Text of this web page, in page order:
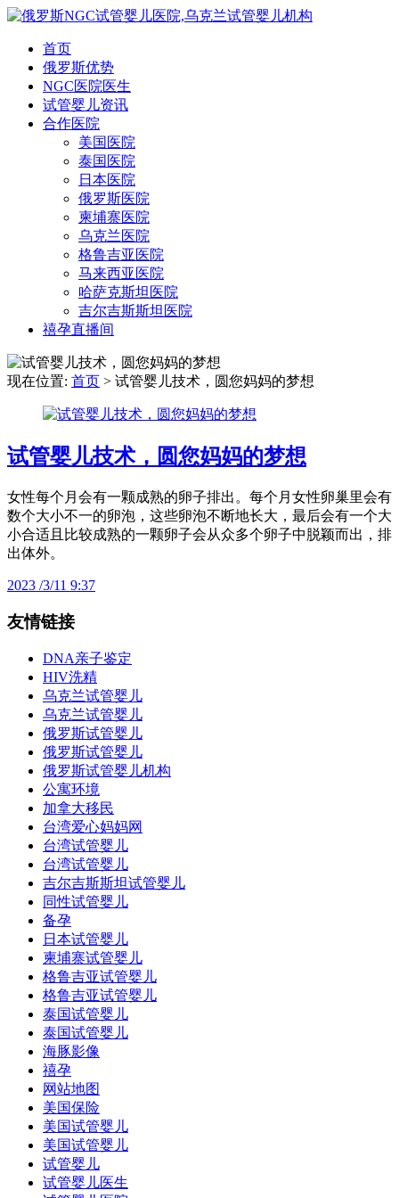
首页
俄罗斯优势
NGC医院医生
试管婴儿资讯
合作医院
美国医院
泰国医院
日本医院
俄罗斯医院
柬埔寨医院
乌克兰医院
格鲁吉亚医院
马来西亚医院
哈萨克斯坦医院
吉尔吉斯斯坦医院
禧孕直播间
现在位置: 首页 > 试管婴儿技术，圆您妈妈的梦想
试管婴儿技术，圆您妈妈的梦想
女性每个月会有一颗成熟的卵子排出。每个月女性卵巢里会有
数个大小不一的卵泡，这些卵泡不断地长大，最后会有一个大
小合适且比较成熟的一颗卵子会从众多个卵子中脱颖而出，排
出体外。
2023 /3/11 9:37
友情链接
DNA亲子鉴定
HIV洗精
乌克兰试管婴儿
乌克兰试管婴儿
俄罗斯试管婴儿
俄罗斯试管婴儿
俄罗斯试管婴儿机构
公寓环境
加拿大移民
台湾爱心妈妈网
台湾试管婴儿
台湾试管婴儿
吉尔吉斯斯坦试管婴儿
同性试管婴儿
备孕
日本试管婴儿
柬埔寨试管婴儿
格鲁吉亚试管婴儿
格鲁吉亚试管婴儿
泰国试管婴儿
泰国试管婴儿
海豚影像
禧孕
网站地图
美国保险
美国试管婴儿
美国试管婴儿
试管婴儿
试管婴儿医生